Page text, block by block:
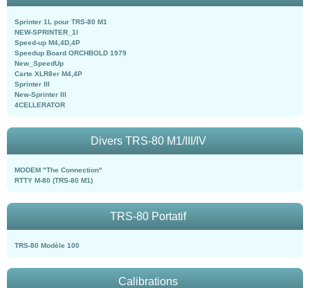
Sprinter 1L pour TRS-80 M1
NEW-SPRINTER_1l
Speed-up M4,4D,4P
Speedup Board ORCHBOLD 1979
New_SpeedUp
Carte XLR8er M4,4P
Sprinter III
New-Sprinter III
4CELLERATOR
Divers TRS-80 M1/III/IV
MODEM "The Connection"
RTTY M-80 (TRS-80 M1)
TRS-80 Portatif
TRS-80 Modèle 100
Calibrations